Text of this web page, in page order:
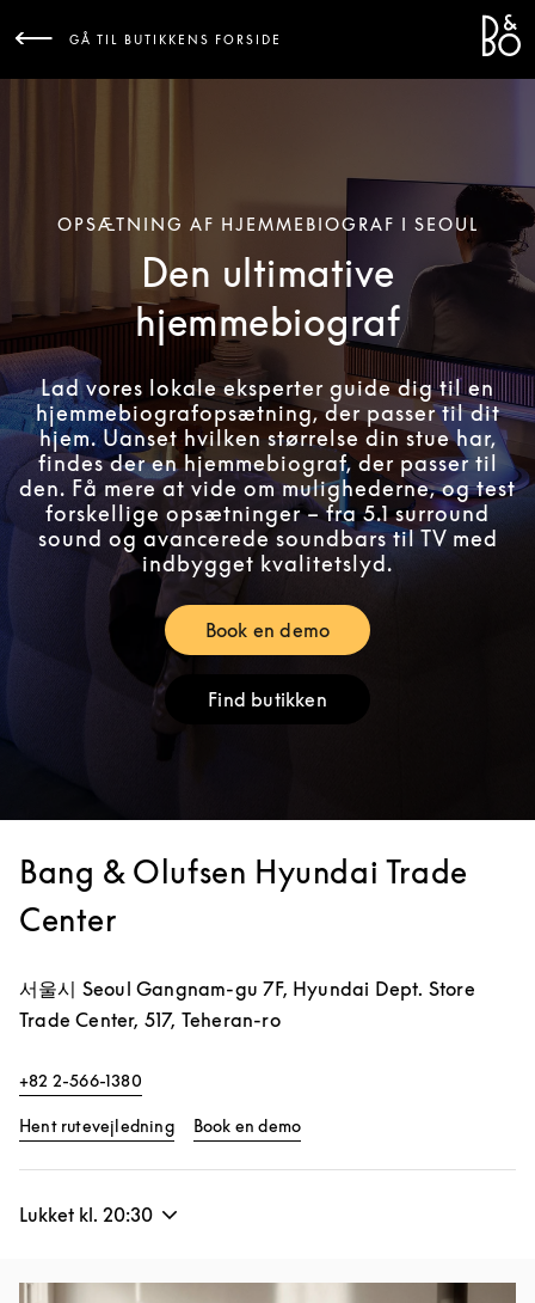
GÅ TIL BUTIKKENS FORSIDE
OPSÆTNING AF HJEMMEBIOGRAF I SEOUL
Den ultimative
hjemmebiograf
Lad vores lokale eksperter guide dig til en
hjemmebiografopsætning, der passer til dit
hjem. Uanset hvilken størrelse din stue har,
findes der en hjemmebiograf, der passer til
den. Få mere at vide om mulighederne, og test
forskellige opsætninger – fra 5.1 surround
sound og avancerede soundbars til TV med
indbygget kvalitetslyd.
Book en demoLink Opens in New Tab
Find butikkenLink Opens in New Tab
Bang & Olufsen Hyundai Trade
Center
서울시 Seoul Gangnam-gu 7F, Hyundai Dept. Store
Trade Center, 517, Teheran-ro
+82 2-566-1380
Hent rutevejledningLink Opens in New Tab
Book en demo
Lukket kl. 20:30